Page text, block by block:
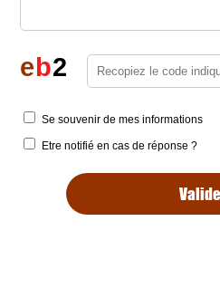
eb2
Se souvenir de mes informations
Etre notifié en cas de réponse ?